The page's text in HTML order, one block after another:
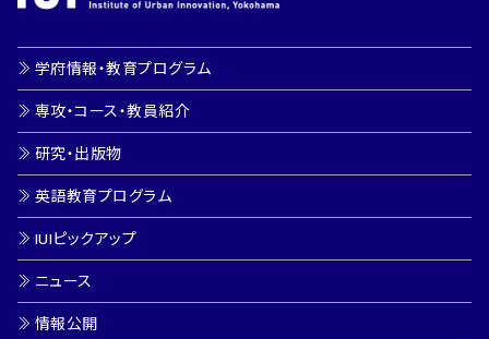
学府情報・教育プログラム
専攻・コース・教員紹介
研究・出版物
英語教育プログラム
IUIピックアップ
ニュース
情報公開